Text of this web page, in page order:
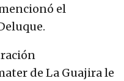
el
de La Guajira le